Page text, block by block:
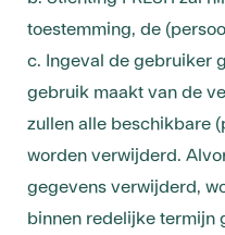
toestemming, de
c. Ingeval de gebruiker
gebruik maakt van de
zullen alle beschikbare
worden verwijderd.
gegevens verwijderd,
binnen redelijke termijn